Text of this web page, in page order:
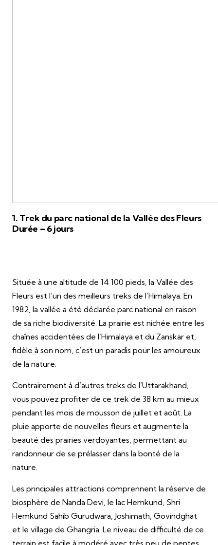
1. Trek du parc national de la Vallée des Fleurs
Durée – 6 jours
Située à une altitude de 14 100 pieds, la Vallée des
Fleurs est l’un des meilleurs treks de l’Himalaya. En
1982, la vallée a été déclarée parc national en raison
de sa riche biodiversité. La prairie est nichée entre les
chaînes accidentées de l’Himalaya et du Zanskar et,
fidèle à son nom, c’est un paradis pour les amoureux
de la nature.
Contrairement à d’autres treks de l’Uttarakhand,
vous pouvez profiter de ce trek de 38 km au mieux
pendant les mois de mousson de juillet et août. La
pluie apporte de nouvelles fleurs et augmente la
beauté des prairies verdoyantes, permettant au
randonneur de se prélasser dans la bonté de la
nature.
Les principales attractions comprennent la réserve de
biosphère de Nanda Devi, le lac Hemkund, Shri
Hemkund Sahib Gurudwara, Joshimath, Govindghat
et le village de Ghangria. Le niveau de difficulté de ce
terrain est facile à modéré avec très peu de pentes